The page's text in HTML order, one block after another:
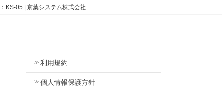
KS-05 | 京葉システム株式会社
利用規約
個人情報保護方針